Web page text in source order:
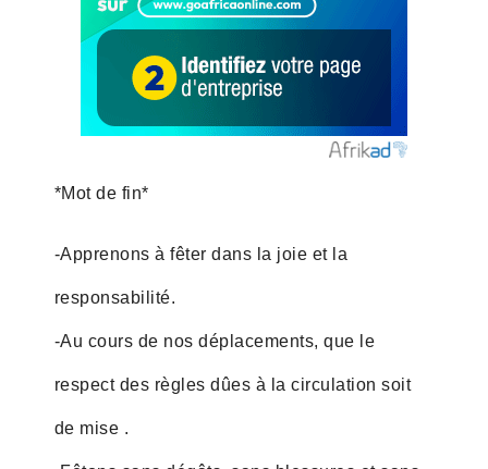
*Mot de fin*
-Apprenons à fêter dans la joie et la
responsabilité.
-Au cours de nos déplacements, que le
respect des règles dûes à la circulation soit
de mise .